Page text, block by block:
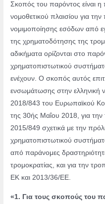
Σκοπός του παρόντος είναι η
νομοθετικού πλαισίου για
νομιμοποίησης εσόδων από
της χρηματοδότησης της
αδικήματα ορίζονται στο
χρηματοπιστωτικού
ενέχουν. Ο σκοπός αυτός
ενσωμάτωσης στην ελληνική
2018/843 του Ευρωπαϊκού
της 30ής Μαΐου 2018, για
2015/849 σχετικά με την
χρηματοπιστωτικού
από παράνομες
τρομοκρατίας, και για την
ΕΚ και 2013/36/ΕΕ.
«1. Για τους σκοπούς του